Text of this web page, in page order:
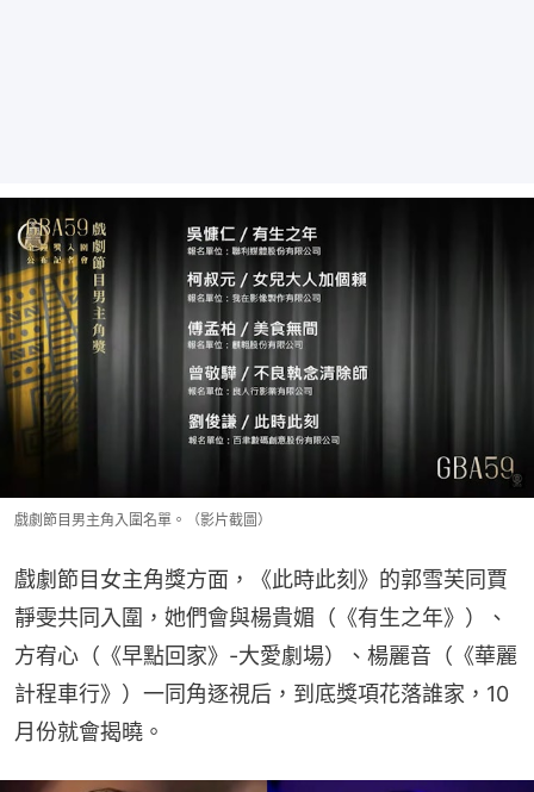
戲劇節目男主角入圍名單。（影片截圖）
戲劇節目女主角獎方面，《此時此刻》的郭雪芙同賈
靜雯共同入圍，她們會與楊貴媚（《有生之年》）、
方宥心（《早點回家》-大愛劇場）、楊麗音（《華麗
計程車行》）一同角逐視后，到底獎項花落誰家，10
月份就會揭曉。